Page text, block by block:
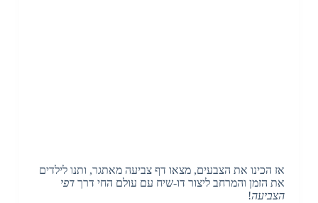
אז הכינו את הצבעים, מצאו דף צביעה מאתגר, ותנו לילדים
את הזמן והמרחב ליצור דו-שיח עם עולם החי דרך דפי
הצביעה!